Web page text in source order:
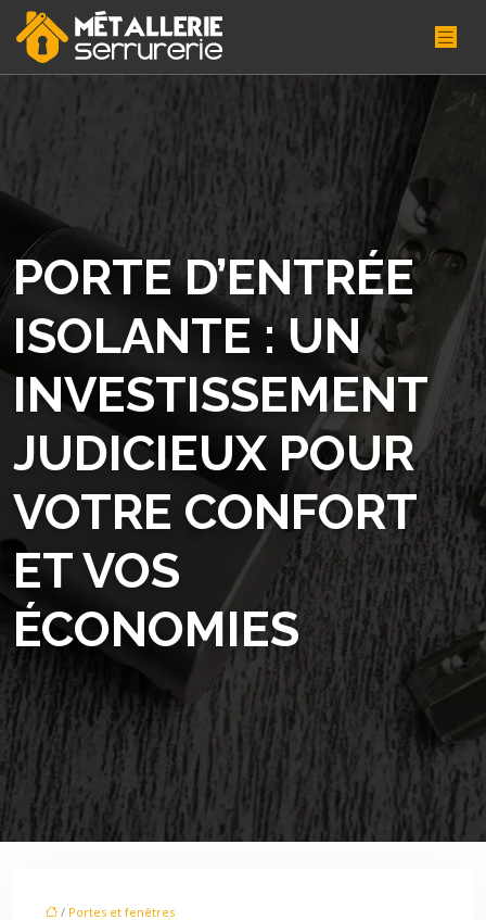
PORTE D’ENTRÉE
ISOLANTE : UN
INVESTISSEMENT
JUDICIEUX POUR
VOTRE CONFORT
ET VOS
ÉCONOMIES
/ Portes et fenêtres